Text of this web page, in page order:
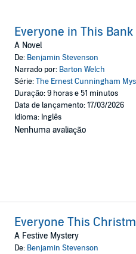
Everyone in This
A Novel
De: Benjamin Stevenson
Narrado por: Barton Welch
Série:The Ernest Cunningham
Duração: 9 horas e 51 minutos
Data de lançamento: 17/03/2026
Idioma: Inglês
Nenhuma avaliação
Everyone This
A Festive Mystery
De: Benjamin Stevenson